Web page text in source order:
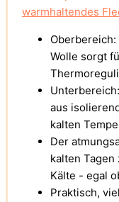
warmhaltendes
Wolle sorgt
aus
kalten
Der
kalten
Kälte - egal
Praktisch,